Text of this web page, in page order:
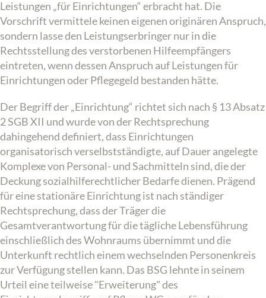
Leistungen „für Einrichtungen“ erbracht hat. Die
Vorschrift vermittele keinen eigenen originären Anspruch,
sondern lasse den Leistungserbringer nur in die
Rechtsstellung des verstorbenen Hilfeempfängers
eintreten, wenn dessen Anspruch auf Leistungen für
Einrichtungen oder Pflegegeld bestanden hätte.
Der Begriff der „Einrichtung“ richtet sich nach § 13 Absatz
2 SGB XII und wurde von der Rechtsprechung
dahingehend definiert, dass Einrichtungen
organisatorisch verselbstständigte, auf Dauer angelegte
Komplexe von Personal- und Sachmitteln sind, die der
Deckung sozialhilferechtlicher Bedarfe dienen. Prägend
für eine stationäre Einrichtung ist nach ständiger
Rechtsprechung, dass der Träger die
Gesamtverantwortung für die tägliche Lebensführung
einschließlich des Wohnraums übernimmt und die
Unterkunft rechtlich einem wechselnden Personenkreis
zur Verfügung stellen kann. Das BSG lehnte in seinem
Urteil eine teilweise "Erweiterung" des